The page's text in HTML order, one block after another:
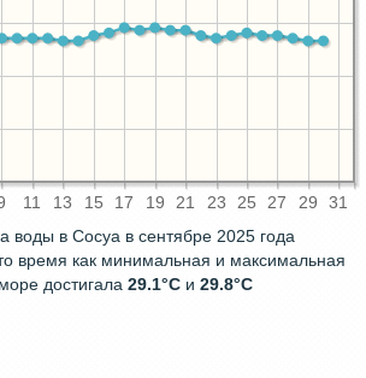
11 13 15 17 19 21 23 25 27 29 31
воды в Сосуа в сентябре 2025 года
то время как минимальная и максимальная
достигала 29.1°C и 29.8°C